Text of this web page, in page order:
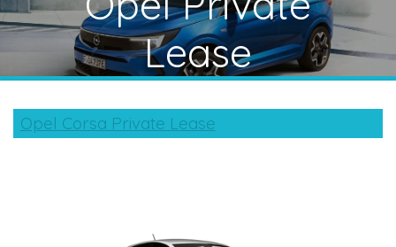
Lease
Opel Corsa Private Lease